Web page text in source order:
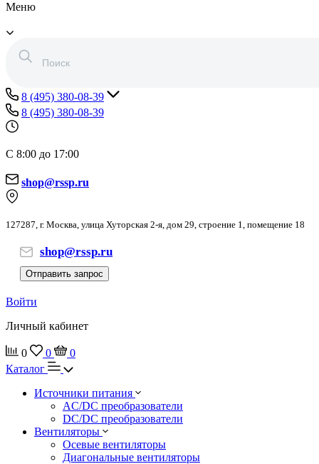
Меню
8 (495) 380-08-39
8 (495) 380-08-39
С 8:00 до 17:00
shop@rssp.ru
127287, г. Москва, улица Хуторская 2-я, дом 29, строение 1, помещение 18
shop@rssp.ru
Отправить запрос
Войти
Личный кабинет
0 0
0
Каталог
Источники питания
AC/DC преобразователи
DC/DC преобразователи
Вентиляторы
Осевые вентиляторы
Диагональные вентиляторы